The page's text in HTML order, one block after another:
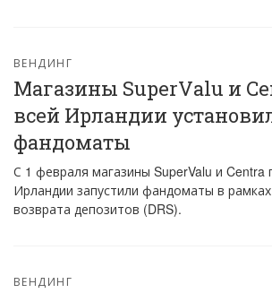
ВЕНДИНГ
Магазины SuperValu и
всей Ирландии
фандоматы
С 1 февраля магазины SuperValu и Centra
Ирландии запустили фандоматы в
возврата депозитов (DRS).
ВЕНДИНГ